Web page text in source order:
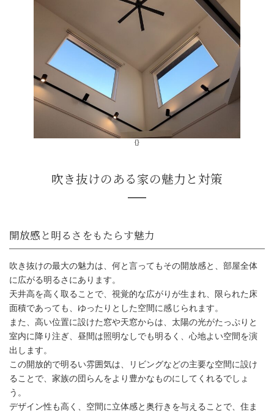
{}
吹き抜けの最大の魅力は、何と言ってもその開放感と、部屋全体
に広がる明るさにあります。
天井高を高く取ることで、視覚的な広がりが生まれ、限られた床
面積であっても、ゆったりとした空間に感じられます。
また、高い位置に設けた窓や天窓からは、太陽の光がたっぷりと
室内に降り注ぎ、昼間は照明なしでも明るく、心地よい空間を演
出します。
この開放的で明るい雰囲気は、リビングなどの主要な空間に設け
ることで、家族の団らんをより豊かなものにしてくれるでしょ
う。
デザイン性も高く、空間に立体感と奥行きを与えることで、住ま